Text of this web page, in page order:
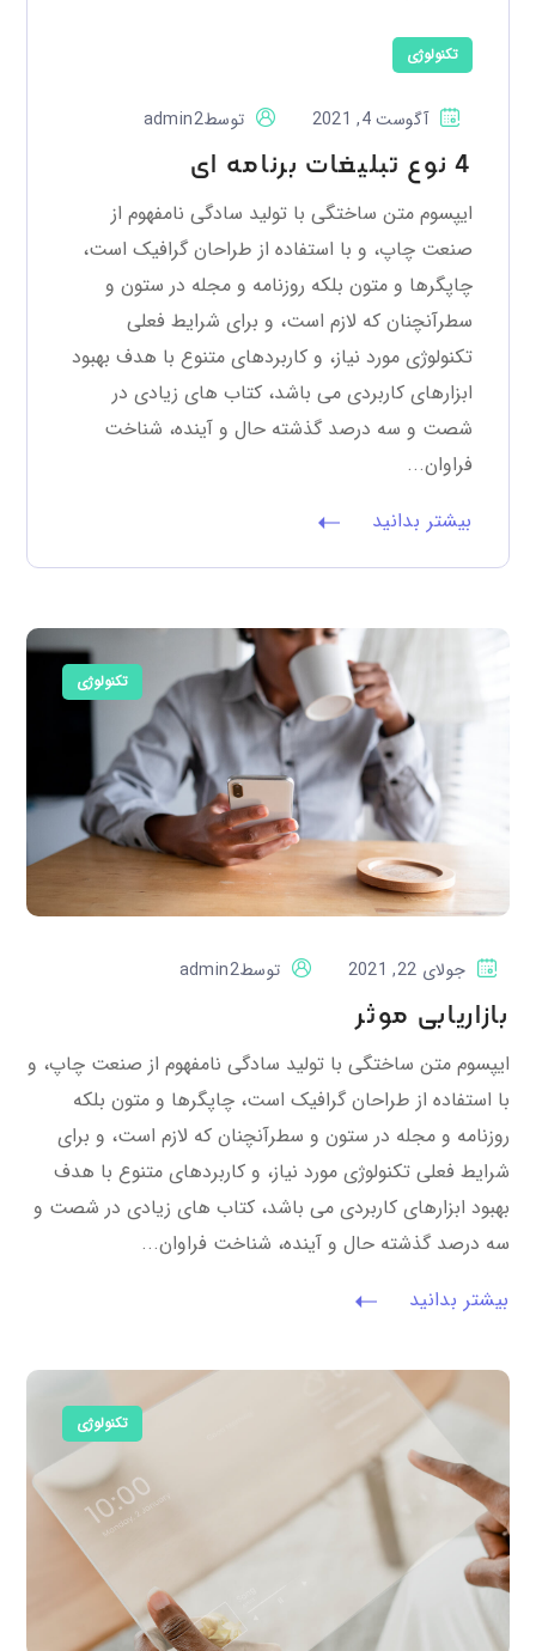
تکنولوژی
آگوست 4, 2021 توسطadmin2
4 نوع تبلیغات برنامه ای
ایپسوم متن ساختگی با تولید سادگی نامفهوم از
صنعت چاپ، و با استفاده از طراحان گرافیک است،
چاپگرها و متون بلکه روزنامه و مجله در ستون و
سطرآنچنان که لازم است، و برای شرایط فعلی
تکنولوژی مورد نیاز، و کاربردهای متنوع با هدف بهبود
ابزارهای کاربردی می باشد، کتاب های زیادی در
شصت و سه درصد گذشته حال و آینده، شناخت
فراوان...
بیشتر بدانید
تکنولوژی
جولای 22, 2021 توسطadmin2
بازاریابی موثر
ایپسوم متن ساختگی با تولید سادگی نامفهوم از صنعت چاپ، و
با استفاده از طراحان گرافیک است، چاپگرها و متون بلکه
روزنامه و مجله در ستون و سطرآنچنان که لازم است، و برای
شرایط فعلی تکنولوژی مورد نیاز، و کاربردهای متنوع با هدف
بهبود ابزارهای کاربردی می باشد، کتاب های زیادی در شصت و
سه درصد گذشته حال و آینده، شناخت فراوان...
بیشتر بدانید
تکنولوژی